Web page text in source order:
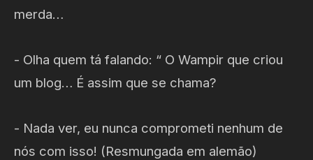
merda…
- Olha quem tá falando: “ O Wampir que criou
um blog… É assim que se chama?
- Nada ver, eu nunca comprometi nenhum de
nós com isso! (Resmungada em alemão)